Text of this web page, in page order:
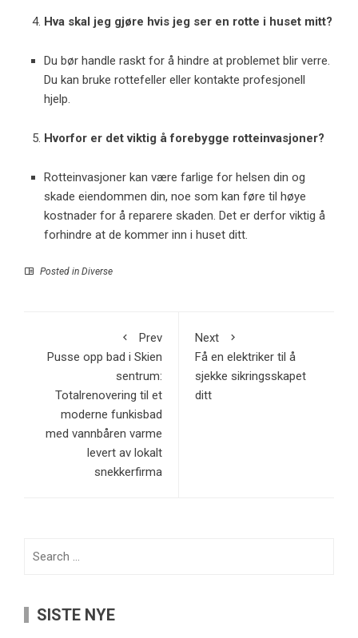
Hva skal jeg gjøre hvis jeg ser en rotte i huset mitt?
Du bør handle raskt for å hindre at problemet blir verre.
Du kan bruke rottefeller eller kontakte profesjonell
hjelp.
Hvorfor er det viktig å forebygge rotteinvasjoner?
Rotteinvasjoner kan være farlige for helsen din og
skade eiendommen din, noe som kan føre til høye
kostnader for å reparere skaden. Det er derfor viktig å
forhindre at de kommer inn i huset ditt.
Posted in Diverse
Prev
Pusse opp bad i Skien
sentrum:
Totalrenovering til et
moderne funkisbad
med vannbåren varme
levert av lokalt
snekkerfirma
Next
Få en elektriker til å
sjekke sikringsskapet
ditt
SISTE NYE